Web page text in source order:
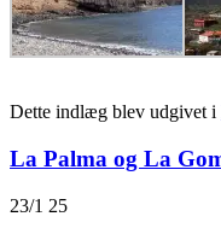
Dette indlæg blev udgivet i
La Palma og La
23/1 25